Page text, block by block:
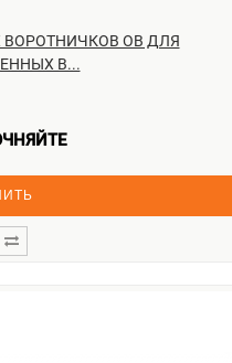
ОВ ДЛЯ
B...